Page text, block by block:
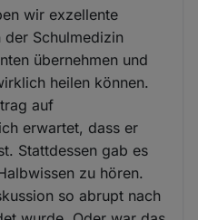
wir exzellente
Schulmedizin
übernehmen und
heilen können.
auf
erwartet, dass er
Stattdessen gab es
zu hören.
so abrupt nach